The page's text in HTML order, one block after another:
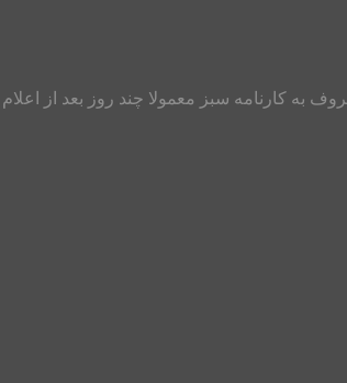
به کارنامه سبز معمولا چند روز بعد از